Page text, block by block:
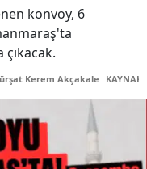
konvoy, 6
Kerem Akçakale